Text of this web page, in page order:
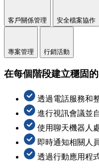
客戶關係管理 安全檔案協作
專案管理 行銷活動
在每個階段建立穩固
透過電話服務和
進行視訊會議並
使用聊天機器人
即時通知相關人
透過行動應用程